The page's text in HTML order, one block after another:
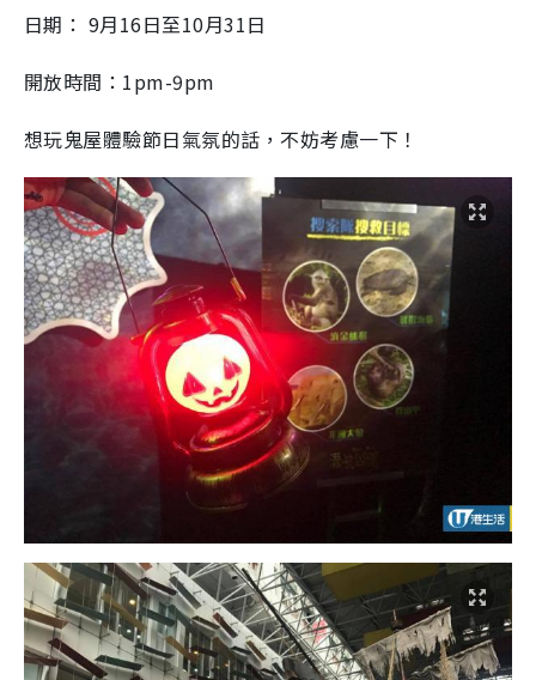
日期： 9月16日至10月31日
開放時間：1pm-9pm
想玩鬼屋體驗節日氣氛的話，不妨考慮一下！